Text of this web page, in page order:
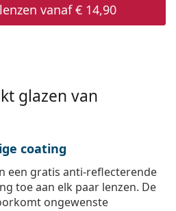
vanaf€ 14,90
glazen van
coating
een gratis anti-reflecterende
toe aan elk paar lenzen. De
ongewenste